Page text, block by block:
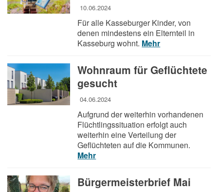
10.06.2024
Für alle Kasseburger Kinder, von
denen mindestens ein Elternteil in
Kasseburg wohnt. Mehr
Wohnraum für Geflüchtete
gesucht
04.06.2024
Aufgrund der weiterhin vorhandenen
Flüchtlingssituation erfolgt auch
weiterhin eine Verteilung der
Geflüchteten auf die Kommunen.
Mehr
Bürgermeisterbrief Mai